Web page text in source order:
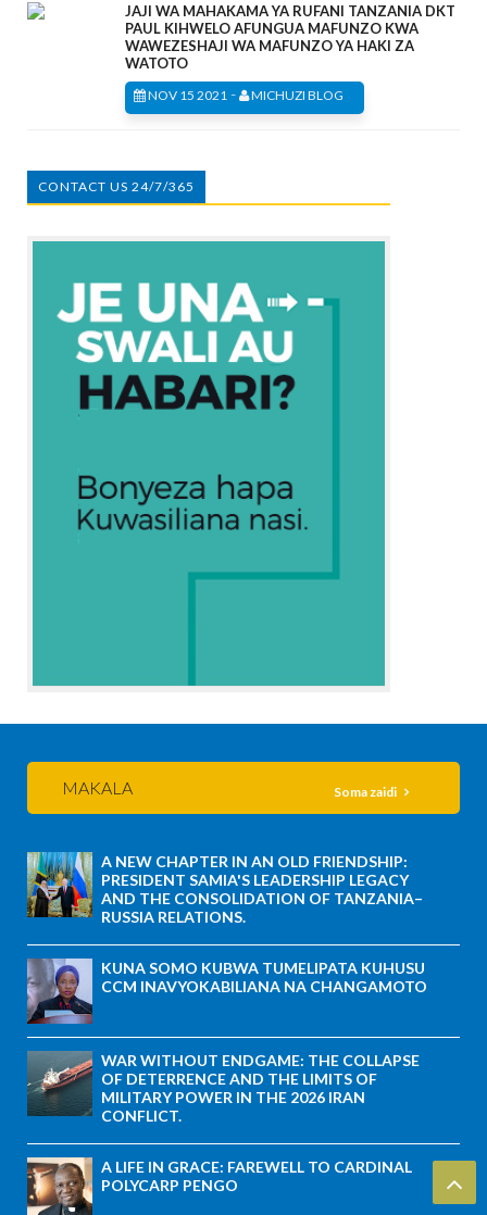
JAJI WA MAHAKAMA YA RUFANI TANZANIA DKT
PAUL KIHWELO AFUNGUA MAFUNZO KWA
WAWEZESHAJI WA MAFUNZO YA HAKI ZA
WATOTO
NOV 15 2021 - MICHUZI BLOG
CONTACT US 24/7/365
MAKALA Soma zaidi
A NEW CHAPTER IN AN OLD FRIENDSHIP:
PRESIDENT SAMIA'S LEADERSHIP LEGACY
AND THE CONSOLIDATION OF TANZANIA–
RUSSIA RELATIONS.
KUNA SOMO KUBWA TUMELIPATA KUHUSU
CCM INAVYOKABILIANA NA CHANGAMOTO
WAR WITHOUT ENDGAME: THE COLLAPSE
OF DETERRENCE AND THE LIMITS OF
MILITARY POWER IN THE 2026 IRAN
CONFLICT.
A LIFE IN GRACE: FAREWELL TO CARDINAL
POLYCARP PENGO